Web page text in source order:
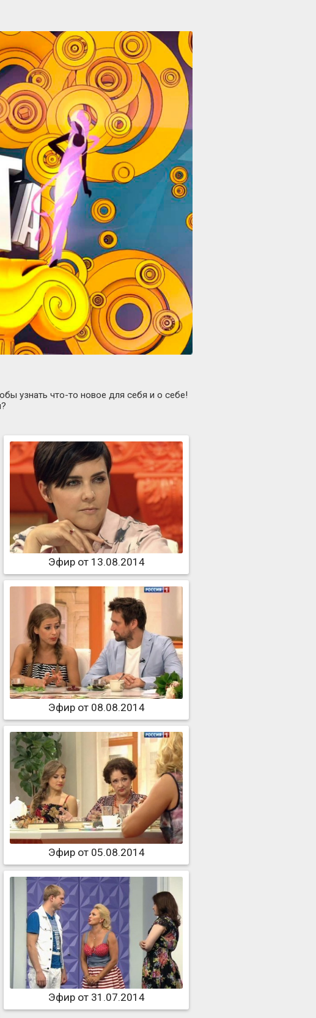
узнать что-то новое для себя и о себе!
Эфир от 13.08.2014
Эфир от 08.08.2014
Эфир от 05.08.2014
Эфир от 31.07.2014